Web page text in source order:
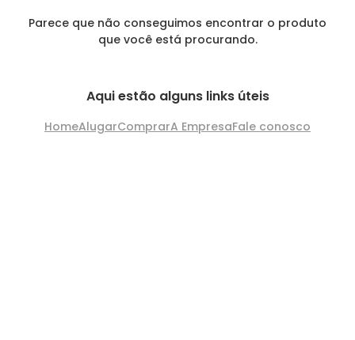
Parece que não conseguimos encontrar o produto
que você está procurando.
Aqui estão alguns links úteis
HomeAlugarComprarA EmpresaFale conosco